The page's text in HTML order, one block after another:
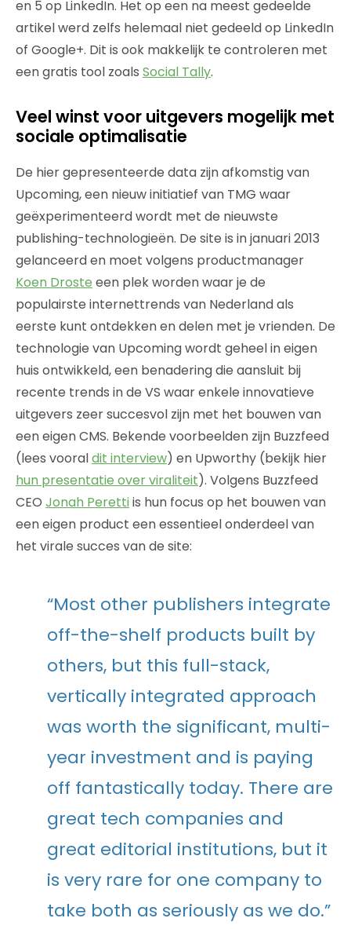
en 5 op LinkedIn. Het op een na meest gedeelde
artikel werd zelfs helemaal niet gedeeld op LinkedIn
of Google+. Dit is ook makkelijk te controleren met
een gratis tool zoals Social Tally.
Veel winst voor uitgevers mogelijk met
sociale optimalisatie
De hier gepresenteerde data zijn afkomstig van
Upcoming, een nieuw initiatief van TMG waar
geëxperimenteerd wordt met de nieuwste
publishing-technologieën. De site is in januari 2013
gelanceerd en moet volgens productmanager
Koen Droste een plek worden waar je de
populairste internettrends van Nederland als
eerste kunt ontdekken en delen met je vrienden. De
technologie van Upcoming wordt geheel in eigen
huis ontwikkeld, een benadering die aansluit bij
recente trends in de VS waar enkele innovatieve
uitgevers zeer succesvol zijn met het bouwen van
een eigen CMS. Bekende voorbeelden zijn Buzzfeed
(lees vooraldit interview) en Upworthy (bekijk hier
hun presentatie over viraliteit). Volgens Buzzfeed
CEO Jonah Perettiis hun focus op het bouwen van
een eigen product een essentieel onderdeel van
het virale succes van de site:
“Most other publishers integrate
off-the-shelf products built by
others, but this full-stack,
vertically integrated approach
was worth the significant, multi-
year investment and is paying
off fantastically today. There are
great tech companies and
great editorial institutions, but it
is very rare for one company to
take both as seriously as we do.”